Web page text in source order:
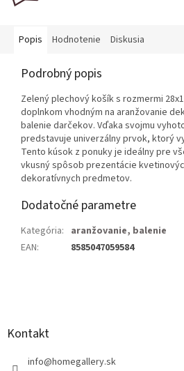
Popis Hodnotenie Diskusia
Podrobný popis
Zelený plechový košík s rozmermi
doplnkom vhodným na aranžovanie
balenie darčekov. Vďaka svojmu
predstavuje univerzálny prvok, ktorý
Tento kúsok z ponuky je ideálny pre
vkusný spôsob prezentácie
dekoratívnych predmetov.
Dodatočné parametre
Kategória: aranžovanie, balenie
EAN: 8585047059584
Kontakt
info@homegallery.sk